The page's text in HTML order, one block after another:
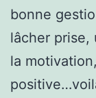
bonne
lâcher prise,
la